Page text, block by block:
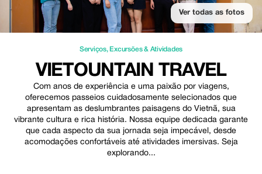
Ver todas as fotos
Serviços, Excursões & Atividades
VIETOUNTAIN TRAVEL
Com anos de experiência e uma paixão por viagens,
oferecemos passeios cuidadosamente selecionados que
apresentam as deslumbrantes paisagens do Vietnã, sua
vibrante cultura e rica história. Nossa equipe dedicada garante
que cada aspecto da sua jornada seja impecável, desde
acomodações confortáveis até atividades imersivas. Seja
explorando...